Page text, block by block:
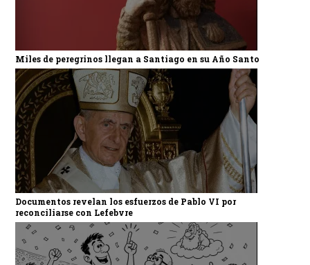
Miles de peregrinos llegan a Santiago en su Año Santo
Documentos revelan los esfuerzos de Pablo VI por
reconciliarse con Lefebvre